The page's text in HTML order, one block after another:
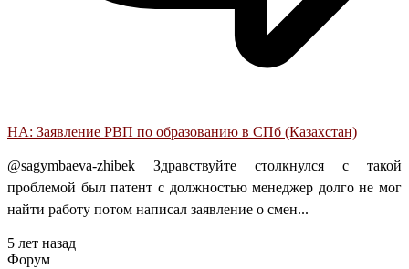
НА: Заявление РВП по образованию в СПб (Казахстан)
@sagymbaeva-zhibek Здравствуйте столкнулся с такой
проблемой был патент с должностью менеджер долго не мог
найти работу потом написал заявление о смен...
5 лет назад
Форум